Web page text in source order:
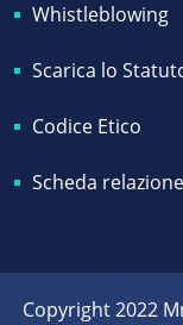
Whistleblowing
Scarica lo
Codice Etico
Scheda
Copyright 2022